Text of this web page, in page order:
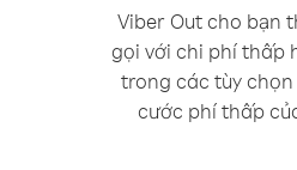
Viber Out cho bạn
gọi với chi phí thấp
trong các tùy
cước phí thấp